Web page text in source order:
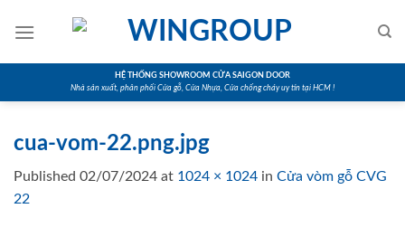
HỆ THỐNG SHOWROOM CỬA SAIGON DOOR
Nhà sản xuất, phân phối Cửa gỗ, Cửa Nhựa, Cửa chống cháy uy tín tại HCM !
cua-vom-22.png.jpg
Published 02/07/2024 at 1024 × 1024 in Cửa vòm gỗ CVG
22